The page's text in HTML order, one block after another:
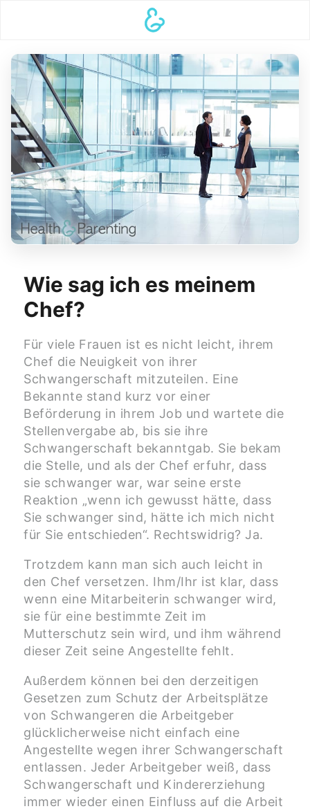
Wie sag ich es meinem
Chef?
Für viele Frauen ist es nicht leicht, ihrem
Chef die Neuigkeit von ihrer
Schwangerschaft mitzuteilen. Eine
Bekannte stand kurz vor einer
Beförderung in ihrem Job und wartete die
Stellenvergabe ab, bis sie ihre
Schwangerschaft bekanntgab. Sie bekam
die Stelle, und als der Chef erfuhr, dass
sie schwanger war, war seine erste
Reaktion „wenn ich gewusst hätte, dass
Sie schwanger sind, hätte ich mich nicht
für Sie entschieden“. Rechtswidrig? Ja.
Trotzdem kann man sich auch leicht in
den Chef versetzen. Ihm/Ihr ist klar, dass
wenn eine Mitarbeiterin schwanger wird,
sie für eine bestimmte Zeit im
Mutterschutz sein wird, und ihm während
dieser Zeit seine Angestellte fehlt.
Außerdem können bei den derzeitigen
Gesetzen zum Schutz der Arbeitsplätze
von Schwangeren die Arbeitgeber
glücklicherweise nicht einfach eine
Angestellte wegen ihrer Schwangerschaft
entlassen. Jeder Arbeitgeber weiß, dass
Schwangerschaft und Kindererziehung
immer wieder einen Einfluss auf die Arbeit